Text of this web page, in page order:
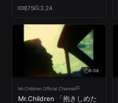
875 3.24
6:08
Mr.Children Official Channel
Mr.Children 「抱きしめた